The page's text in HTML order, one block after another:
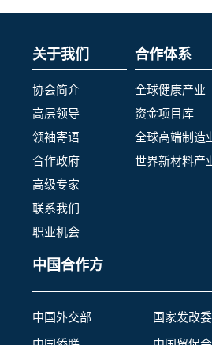
关于我们
协会简介
高层领导
领袖寄语
合作政府
高级专家
联系我们
职业机会
合作体系
全球健康产业
资金项目库
全球高端制造
世界新材料产
中国合作方
中国外交部 国家发改委